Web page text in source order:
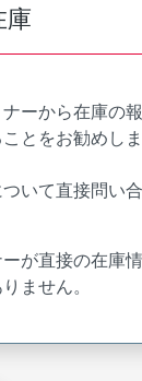
庫
ーから在庫の
とをお勧めし
いて直接問い
が直接の在庫
ません。